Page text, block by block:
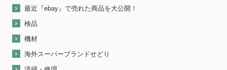
最近『ebay』で売れた商品を大公開！
検品
機材
海外スーパーブランドせどり